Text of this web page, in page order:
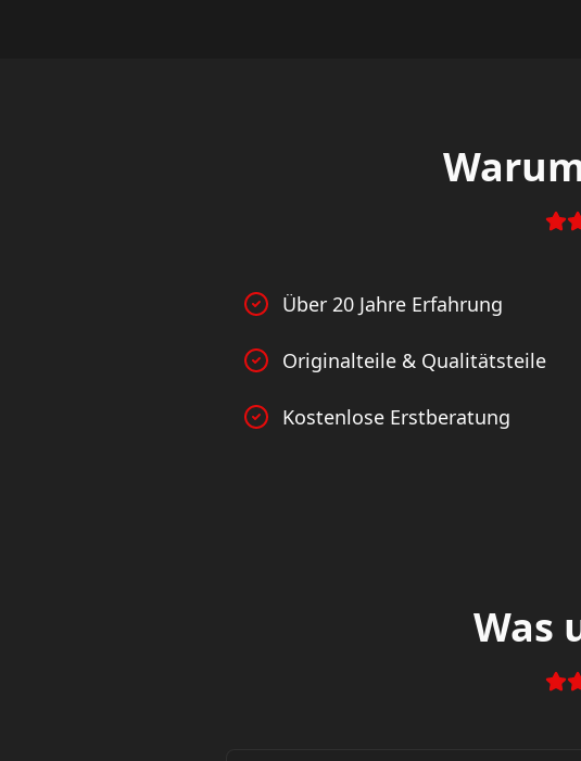
Über 20 Jahre Erfahrung
Originalteile & Qualitätsteile
Kostenlose Erstberatung
Was